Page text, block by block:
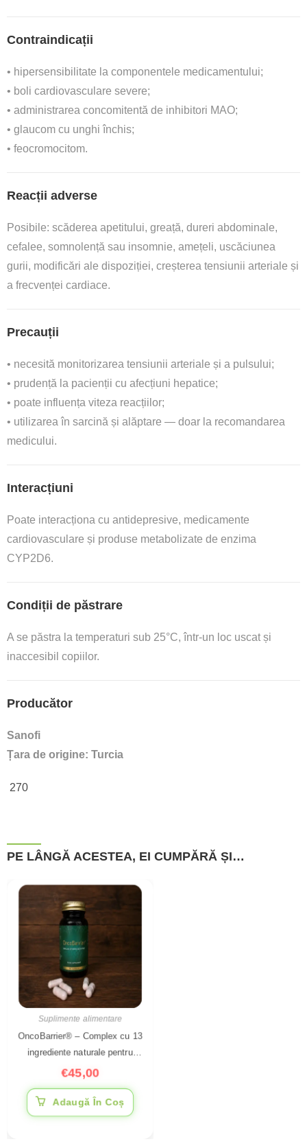
Contraindicații
• hipersensibilitate la componentele medicamentului;
• boli cardiovasculare severe;
• administrarea concomitentă de inhibitori MAO;
• glaucom cu unghi închis;
• feocromocitom.
Reacții adverse
Posibile: scăderea apetitului, greață, dureri abdominale,
cefalee, somnolență sau insomnie, amețeli, uscăciunea
gurii, modificări ale dispoziției, creșterea tensiunii arteriale și
a frecvenței cardiace.
Precauții
• necesită monitorizarea tensiunii arteriale și a pulsului;
• prudență la pacienții cu afecțiuni hepatice;
• poate influența viteza reacțiilor;
• utilizarea în sarcină și alăptare — doar la recomandarea
medicului.
Interacțiuni
Poate interacționa cu antidepresive, medicamente
cardiovasculare și produse metabolizate de enzima
CYP2D6.
Condiții de păstrare
A se păstra la temperaturi sub 25°C, într-un loc uscat și
inaccesibil copiilor.
Producător
Sanofi
Țara de origine: Turcia
270
PE LÂNGĂ ACESTEA, EI CUMPĂRĂ ȘI…
Suplimente alimentare
OncoBarrier® – Complex cu 13
ingrediente naturale pentru
susținerea sistemului imunitar,
60 capsule
€45,00
Adaugă În Coș